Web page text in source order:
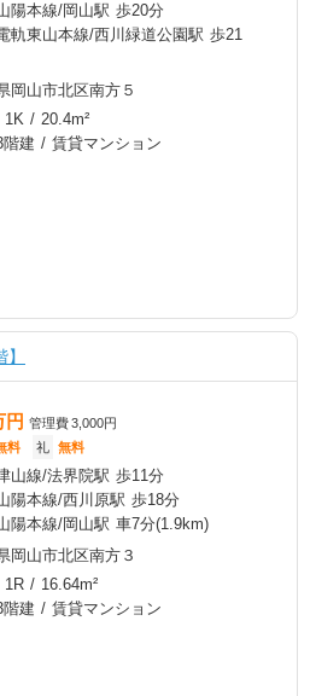
陽本線/岡山駅 歩20分
軌東山本線/西川緑道公園駅 歩21
岡山市北区南方５
/ 20.4m²
階建 / 賃貸マンション
円 管理費3,000円
料 礼 無料
山線/法界院駅 歩11分
陽本線/西川原駅 歩18分
陽本線/岡山駅 車7分(1.9km)
岡山市北区南方３
/ 16.64m²
階建 / 賃貸マンション